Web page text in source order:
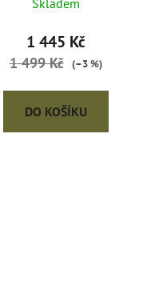
Skladem
1 445 Kč
1 499 Kč (–3 %)
DO KOŠÍKU